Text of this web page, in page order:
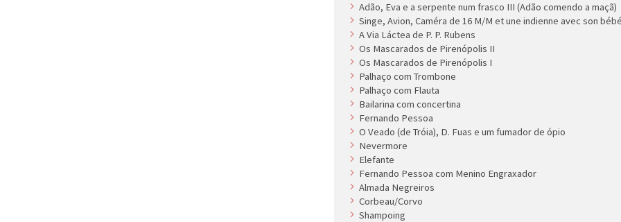
Adão, Eva e a serpente num frasco III (Adão comendo a maçã)
Singe, Avion, Caméra de 16 M/M et une indienne avec son
A Via Láctea de P. P. Rubens
Os Mascarados de Pirenópolis II
Os Mascarados de Pirenópolis I
Palhaço com Trombone
Palhaço com Flauta
Bailarina com concertina
Fernando Pessoa
O Veado (de Tróia), D. Fuas e um fumador de ópio
Nevermore
Elefante
Fernando Pessoa com Menino Engraxador
Almada Negreiros
Corbeau/Corvo
Shampoing